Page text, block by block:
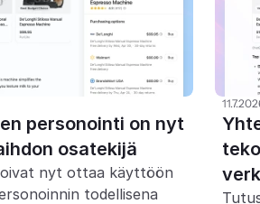
personointi on nyt
osatekijä
nyt ottaa käyttöön
todellisena